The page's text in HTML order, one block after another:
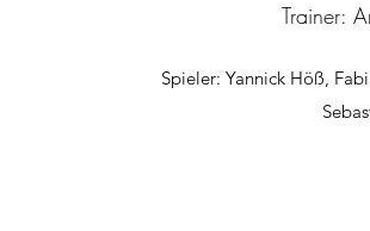
Trainer:
Spieler: Yannick Höß,